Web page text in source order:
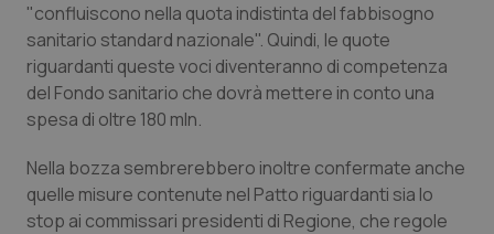
Quotidiano Oncologia
Quotidiano Pediatria
Salute orale & impianti
"confluiscono nella quota indistinta del fabbisogno
sanitario standard nazionale". Quindi, le quote
riguardanti queste voci diventeranno di competenza
del Fondo sanitario che dovrà mettere in conto una
spesa di oltre 180 mln.
Nella bozza sembrerebbero inoltre confermate anche
quelle misure contenute nel Patto riguardanti sia lo
stop ai commissari presidenti di Regione, che regole